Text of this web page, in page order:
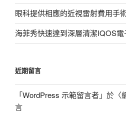
眼科提供相應的近視雷射費用手
海菲秀快速達到深層清潔IQOS
近期留言
「WordPress 示範留言者」於〈
言